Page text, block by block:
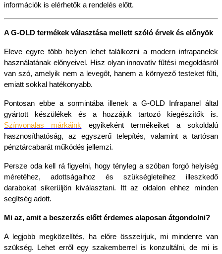
információk is elérhetők a rendelés előtt.
A G-OLD termékek választása mellett szóló érvek és előnyök
Eleve egyre több helyen lehet találkozni a modern infrapanelek
használatának előnyeivel. Hisz olyan innovatív fűtési megoldásról
van szó, amelyik nem a levegőt, hanem a környező testeket fűti,
emiatt sokkal hatékonyabb.
Pontosan ebbe a sormintába illenek a G-OLD Infrapanel által
Színvonalas márkáink egyikeként termékeiket a sokoldalú
hasznosíthatóság, az egyszerű telepítés, valamint a tartósan
pénztárcabarát működés jellemzi.
Persze oda kell rá figyelni, hogy tényleg a szóban forgó helyiség
méretéhez, adottságaihoz és szükségleteihez illeszkedő
darabokat sikerüljön kiválasztani. Itt az oldalon ehhez minden
segítség adott.
Mi az, amit a beszerzés előtt érdemes alaposan átgondolni?
A legjobb megközelítés, ha előre összeírjuk, mi mindenre van
szükség. Lehet erről egy szakemberrel is konzultálni, de mi is